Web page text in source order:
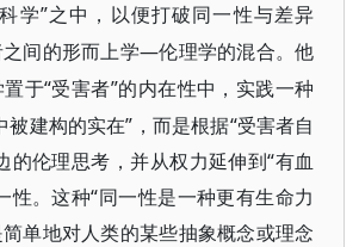
学”之中，以便打破同一性与差异
间的形而上学—伦理学的混合。他
置于“受害者”的内在性中，实践一种
被建构的实在”，而是根据“受害者自
的伦理思考，并从权力延伸到“有血
性。这种“同一性是一种更有生命力
单地对人类的某些抽象概念或理念